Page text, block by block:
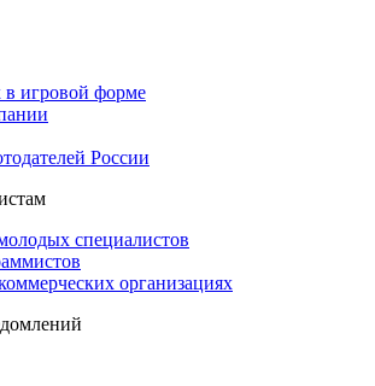
игровой форме
России
специалистов
организациях